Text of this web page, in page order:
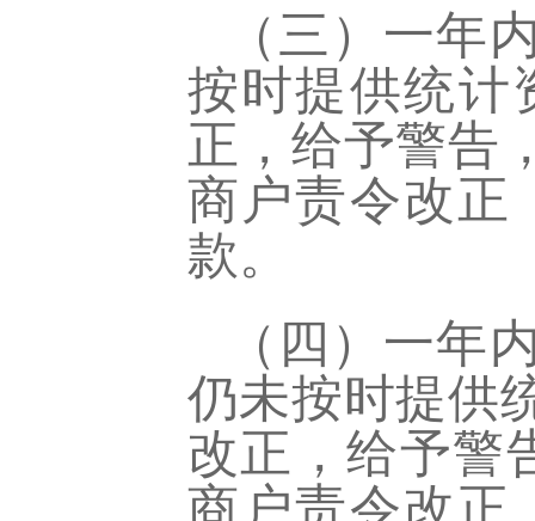
（三）一年
按时提供统计
正，给予警告
商户责令改正
款。
（四）一年
仍未按时提供
改正，给予警
商户责令改正